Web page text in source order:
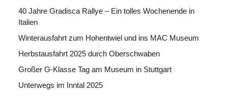
40 Jahre Gradisca Rallye – Ein tolles Wochenende in
Italien
Winterausfahrt zum Hohentwiel und ins MAC Museum
Herbstausfahrt 2025 durch Oberschwaben
Großer G-Klasse Tag am Museum in Stuttgart
Unterwegs im Inntal 2025